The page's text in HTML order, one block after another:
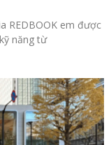
REDBOOK em được
năng từ